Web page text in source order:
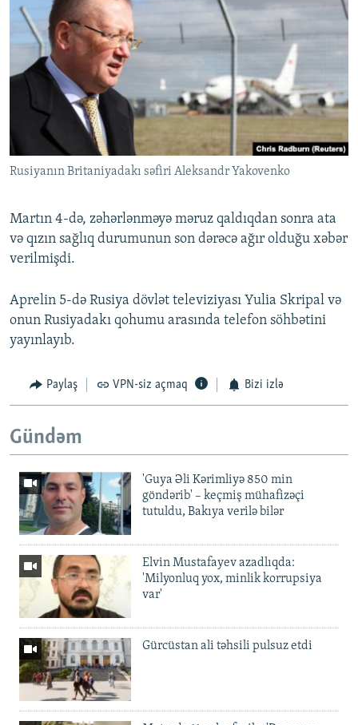
Rusiyanın Britaniyadakı səfiri Aleksandr Yakovenko
Martın 4-də, zəhərlənməyə məruz qaldıqdan sonra ata
və qızın sağlıq durumunun son dərəcə ağır olduğu xəbər
verilmişdi.
Aprelin 5-də Rusiya dövlət televiziyası Yulia Skripal və
onun Rusiyadakı qohumu arasında telefon söhbətini
yayınlayıb.
Paylaş VPN-siz açmaq Bizi izlə
Gündəm
'Guya Əli Kərimliyə 850 min
göndərib' – keçmiş mühafizəçi
tutuldu, Bakıya verilə bilər
Elvin Mustafayev azadlıqda:
'Milyonluq yox, minlik korrupsiya
var'
Gürcüstan ali təhsili pulsuz etdi